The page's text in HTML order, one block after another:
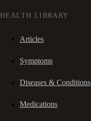
HEALTH LIBRARY
Articles
Symptoms
Diseases & Conditions
Medications